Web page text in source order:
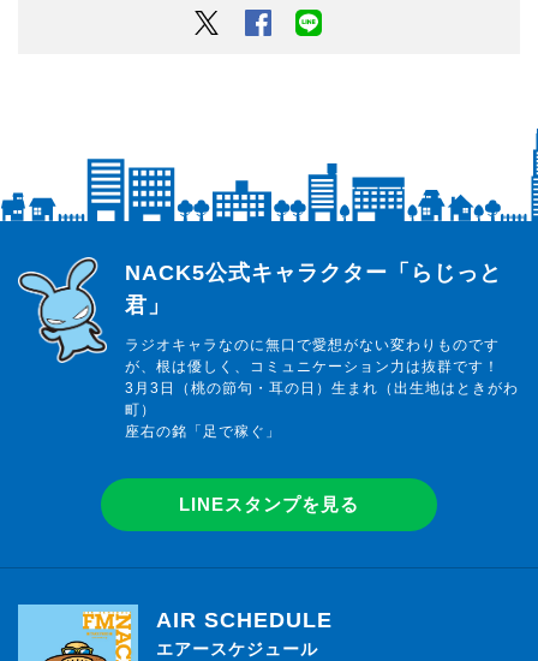
Twitter Facebook
らじっと君
NACK5公式キャラクター「らじっと
君」
ラジオキャラなのに無口で愛想がない変わりものです
が、根は優しく、コミュニケーション力は抜群です！
3月3日（桃の節句・耳の日）生まれ（出生地はときがわ
町）
座右の銘「足で稼ぐ」
LINEスタンプを見る
AIR SCHEDULE
エアースケジュール